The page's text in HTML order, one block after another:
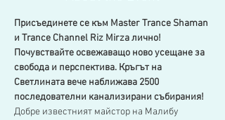
Присъединете се към Master Trance Shaman
и Trance Channel Riz Mirza лично!
Почувствайте освежаващо ново усещане за
свобода и перспектива. Кръгът на
Светлината вече наближава 2500
последователни канализирани събирания!
Добре известният майстор на Малибу